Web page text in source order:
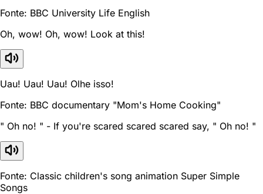
Fonte: BBC University Life English
Oh, wow! Oh, wow! Look at this!
Uau! Uau! Uau! Olhe isso!
Fonte: BBC documentary "Mom's Home Cooking"
" Oh no! " - If you're scared scared scared say, " Oh no! "
Fonte: Classic children's song animation Super Simple
Songs